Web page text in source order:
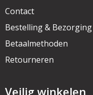
Contact
Bestelling & Bezorging
Betaalmethoden
Retourneren
Veilig winkelen